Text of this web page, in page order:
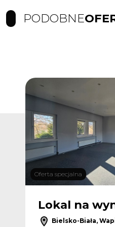
PODOBNE
Oferta specjalna
Lokal na
Bielsko-Biała,